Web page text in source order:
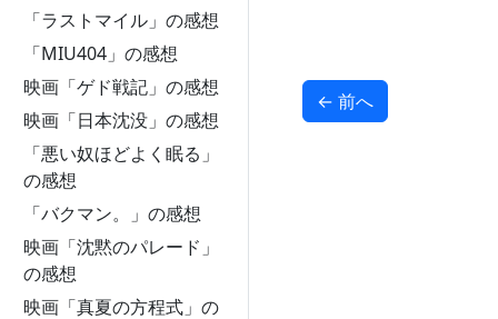
「ラストマイル」の感想
「MIU404」の感想
映画「ゲド戦記」の感想
映画「日本沈没」の感想
「悪い奴ほどよく眠る」
の感想
「バクマン。」の感想
映画「沈黙のパレード」
の感想
映画「真夏の方程式」の
← 前へ